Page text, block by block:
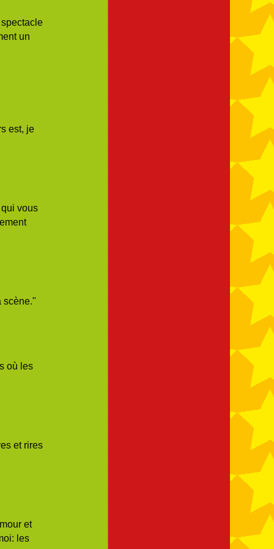
un
est, je
vous
scène."
où les
et rires
et
les